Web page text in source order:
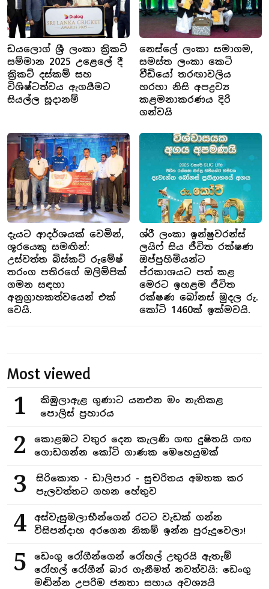
ඩයලොග් ශ්‍රී ලංකා ක්‍රිකට්
සම්මාන 2025 උළෙලේ දී
ක්‍රිකට් දස්කම් සහ
විශිෂ්ටත්වය ඇගයීමට
සියල්ල සූදානම්
නෙස්ලේ ලංකා සමාගම,
සමස්ත ලංකා කෙටි
වීඩියෝ තරඟාවලිය
හරහා නිසි අපද්‍රව්‍ය
කළමනාකරණය දිරි
ගන්වයි
දැයට ආදර්ශයක් වෙමින්,
ශූරයෙකු සමඟින්:
උස්වත්ත බිස්කට් රුමේෂ්
තරංග පතිරගේ ඔලිම්පික්
ගමන සඳහා
අනුග්‍රාහකත්වයෙන් එක්
වෙයි.
ශ්රී ලංකා ඉන්ෂුවරන්ස්
ලයිෆ් සිය ජීවිත රක්ෂණ
ඔප්පුහිමියන්ට
ප්රකාශයට පත් කළ
මෙරට ඉහළම ජීවිත
රක්ෂණ බෝනස් මුදල රු.
කෝටි 1460ක් ඉක්මවයි.
Most viewed
1
කිඹුලාඇළ ගුණාට යනඑන මං නැතිකළ
පොලිස් ප්‍රහාරය
2
කොළඹට වතුර දෙන කැලණි ගඟ දුෂිතයි ගඟ
ගොඩගන්න කෝටි ගාණක මෙහෙයුමක්
3
සිරිකොත - ඩාලිපාර - සුචරිතය අමතක කර
පැලවත්තට ගහන හේතුව
4
අස්වැසුමලාභීන්ගෙන් රටට වැඩක් ගන්න
විසිපන්දාහ අරගෙන නිකම් ඉන්න පුරුදුවෙලා!
5
ඩෙංගු රෝගීන්ගෙන් රෝහල් උතුරයි ඇතැම්
රෝහල් රෝගීන් බාර ගැනීමත් නවත්වයි: ඩෙංගු
මඬින්න උපරිම ජනතා සහාය අවශ්‍යයි